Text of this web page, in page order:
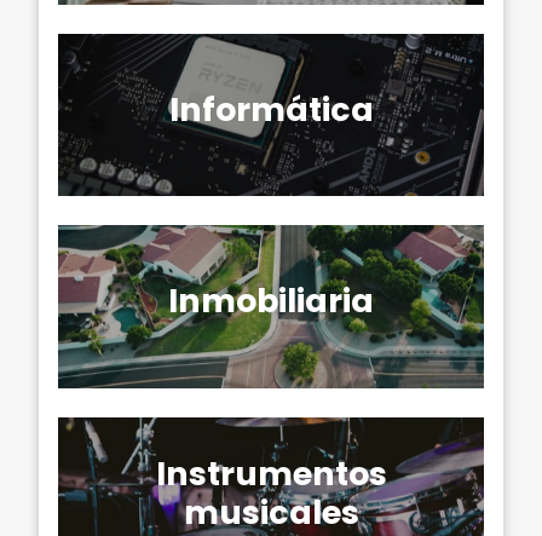
Informática
Inmobiliaria
Instrumentos
musicales